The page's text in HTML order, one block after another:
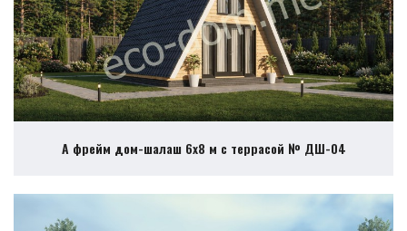
А фрейм дом-шалаш 6х8 м с террасой № ДШ-04